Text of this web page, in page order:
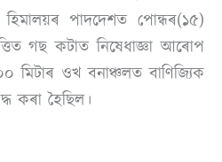
হিমালয়ৰ পাদদেশত পোন্ধৰ(১৫)
গছ কটাত নিষেধাজ্ঞা আৰোপ
মিটাৰ ওখ বনাঞ্চলত বাণিজ্যিক
কৰা হৈছিল।